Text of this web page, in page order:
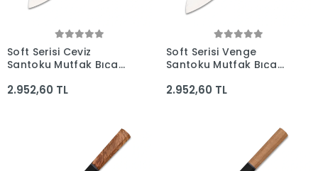
Soft Serisi Ceviz
Santoku Mutfak Bıçağı
Kocakaya Bıçakları
2.952,60 TL
Soft Serisi Venge
Santoku Mutfak Bıçağı
Kocakaya Bıçakları
2.952,60 TL